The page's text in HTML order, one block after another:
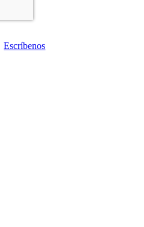
Escríbenos